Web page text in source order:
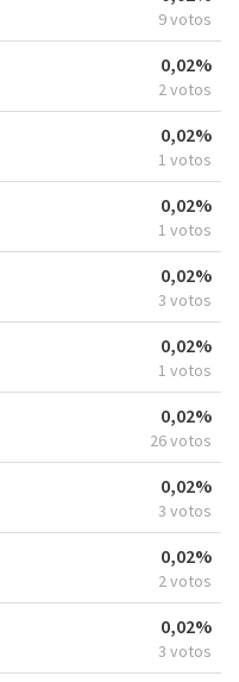
9 votos
0,02%
2 votos
0,02%
1 votos
0,02%
1 votos
0,02%
3 votos
0,02%
1 votos
0,02%
26 votos
0,02%
3 votos
0,02%
2 votos
0,02%
3 votos